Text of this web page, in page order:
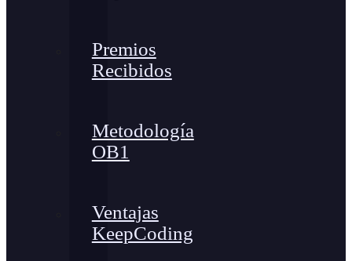
Premios
Recibidos
Metodología
OB1
Ventajas
KeepCoding